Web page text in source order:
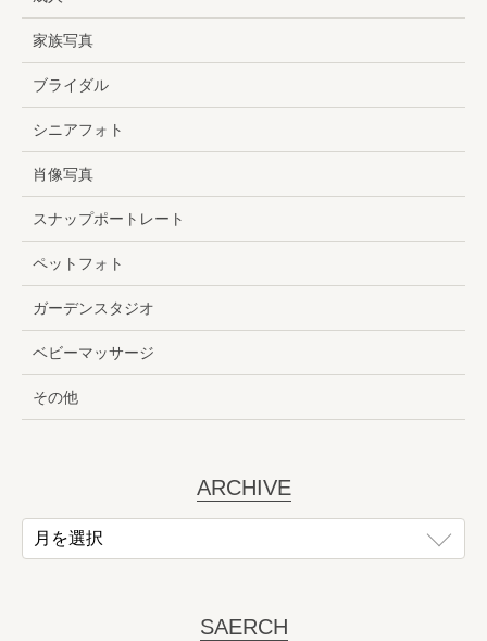
家族写真
ブライダル
シニアフォト
肖像写真
スナップポートレート
ペットフォト
ガーデンスタジオ
ベビーマッサージ
その他
ARCHIVE
SAERCH